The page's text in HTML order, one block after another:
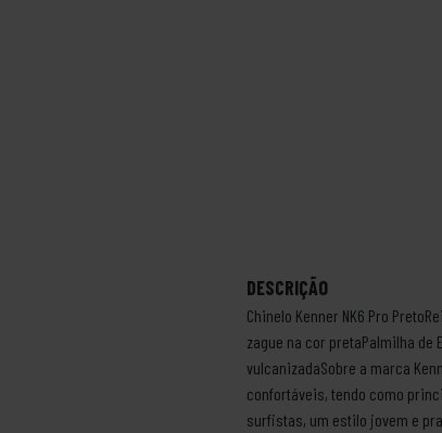
DESCRIÇÃO
Chinelo Kenner NK6 Pro
zague na cor pretaPalmilha
vulcanizadaSobre a marca
confortáveis, tendo como
surfistas, um estilo jovem e